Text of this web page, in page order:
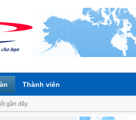
gần đây
Thành viên